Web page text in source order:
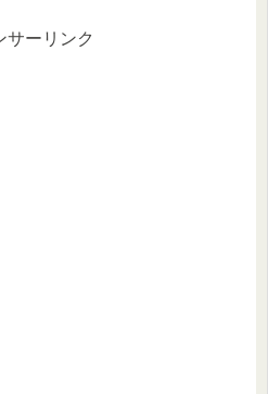
サーリンク